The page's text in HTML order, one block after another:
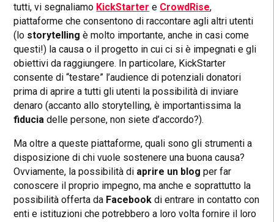
tutti, vi segnaliamo KickStarter e CrowdRise,
piattaforme che consentono di raccontare agli altri utenti
(lo storytelling è molto importante, anche in casi come
questi!) la causa o il progetto in cui ci si è impegnati e gli
obiettivi da raggiungere. In particolare, KickStarter
consente di “testare” l’audience di potenziali donatori
prima di aprire a tutti gli utenti la possibilità di inviare
denaro (accanto allo storytelling, è importantissima la
fiducia delle persone, non siete d’accordo?).
Ma oltre a queste piattaforme, quali sono gli strumenti a
disposizione di chi vuole sostenere una buona causa?
Ovviamente, la possibilità di aprire un blog per far
conoscere il proprio impegno, ma anche e soprattutto la
possibilità offerta da Facebook di entrare in contatto con
enti e istituzioni che potrebbero a loro volta fornire il loro